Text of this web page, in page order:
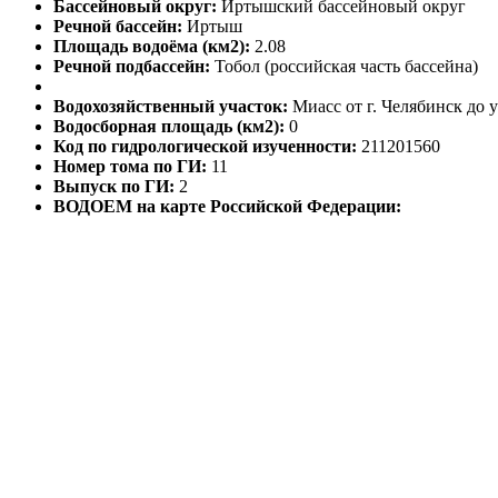
Бассейновый округ: Иртышский бассейновый округ
Речной бассейн: Иртыш
Площадь водоёма (км2): 2.08
Речной подбассейн: Тобол (российская часть бассейна)
Водохозяйственный участок: Миасс от г. Челябинск до
Водосборная площадь (км2): 0
Код по гидрологической изученности: 211201560
Номер тома по ГИ: 11
Выпуск по ГИ: 2
ВОДОЕМ на карте Российской Федерации: